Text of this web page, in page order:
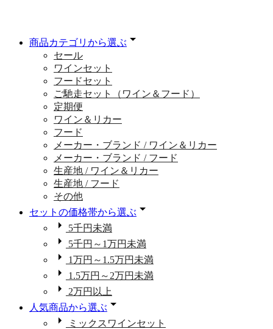
商品カテゴリから選ぶ
セール
ワインセット
フードセット
ご馳走セット（ワイン＆フード）
定期便
ワイン＆リカー
フード
メーカー・ブランド / ワイン＆リカー
メーカー・ブランド / フード
生産地 / ワイン＆リカー
生産地 / フード
その他
セットの価格帯から選ぶ
5千円未満
5千円～1万円未満
1万円～1.5万円未満
1.5万円～2万円未満
2万円以上
人気商品から選ぶ
ミックスワインセット